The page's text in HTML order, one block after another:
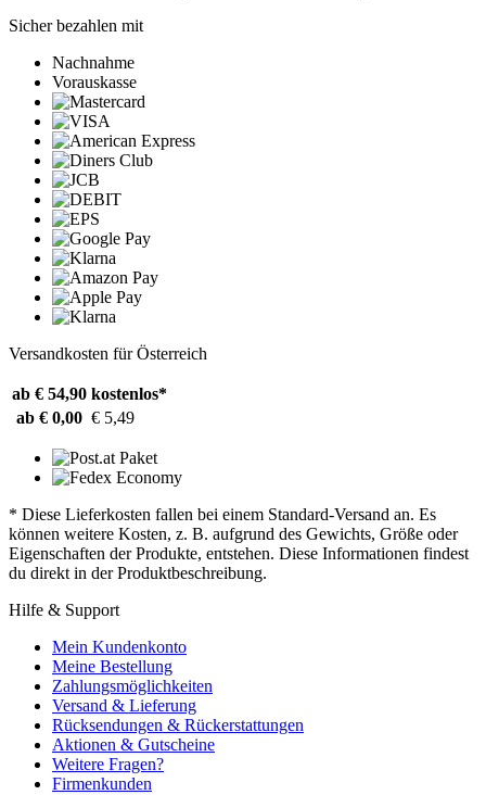
Sicher bezahlen mit
Nachnahme
Vorauskasse
Versandkosten für Österreich
ab € 54,90 kostenlos*
ab € 0,00 € 5,49
* Diese Lieferkosten fallen bei einem Standard-Versand an. Es
können weitere Kosten, z. B. aufgrund des Gewichts, Größe oder
Eigenschaften der Produkte, entstehen. Diese Informationen findest
du direkt in der Produktbeschreibung.
Hilfe & Support
Mein Kundenkonto
Meine Bestellung
Zahlungsmöglichkeiten
Versand & Lieferung
Rücksendungen & Rückerstattungen
Aktionen & Gutscheine
Weitere Fragen?
Firmenkunden